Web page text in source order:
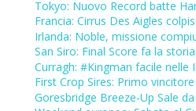
Tokyo: Nuovo Record batte
Francia: Cirrus Des Aigles
Irlanda: Noble, missione
San Siro: Final Score fa la
Curragh: #Kingman facile nelle
First Crop Sires: Primo vincitore
Goresbridge Breeze-Up Sale